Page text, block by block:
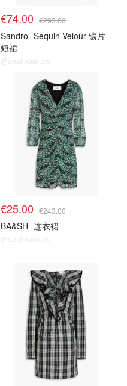
€74.00 €293.00
Sandro Sequin Velour 镶片
短裙
@dealmoon.de
€25.00 €243.00
BA&SH 连衣裙
@dealmoon.de